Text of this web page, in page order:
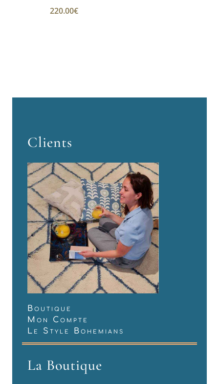
220.00€
Clients
Boutique
Mon Compte
Le Style Bohemians
La Boutique